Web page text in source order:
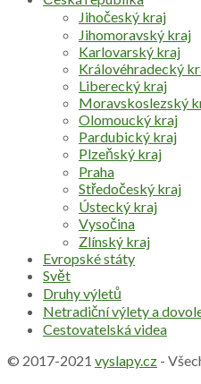
Jihočeský kraj
Jihomoravský kraj
Karlovarský kraj
Královéhradecký
Liberecký kraj
Moravskoslezský
Olomoucký kraj
Pardubický kraj
Plzeňský kraj
Praha
Středočeský kraj
Ústecký kraj
Vysočina
Zlínský kraj
Evropské státy
Svět
Druhy výletů
Netradiční výlety a
Cestovatelská videa
© 2017-2021 vyslapy.cz -